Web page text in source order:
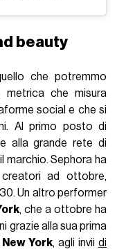
beauty
che potremmo
metrica che misura
social e che si
Al primo posto di
alla grande rete di
Sephora ha
ad ottobre,
Un altro performer
, che a ottobre ha
grazie alla sua prima
York, agli invii di